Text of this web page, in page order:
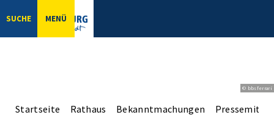
SUCHE MENÜ
© bbsferrari
Startseite Rathaus Bekanntmachungen